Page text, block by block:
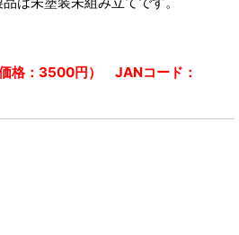
格：3500円） JANコード：